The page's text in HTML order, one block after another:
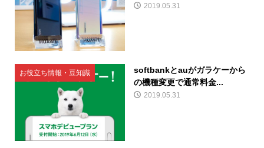
2019.05.31
お役立ち情報・豆知識
softbankとauがガラケーから
の機種変更で通常料金...
2019.05.31